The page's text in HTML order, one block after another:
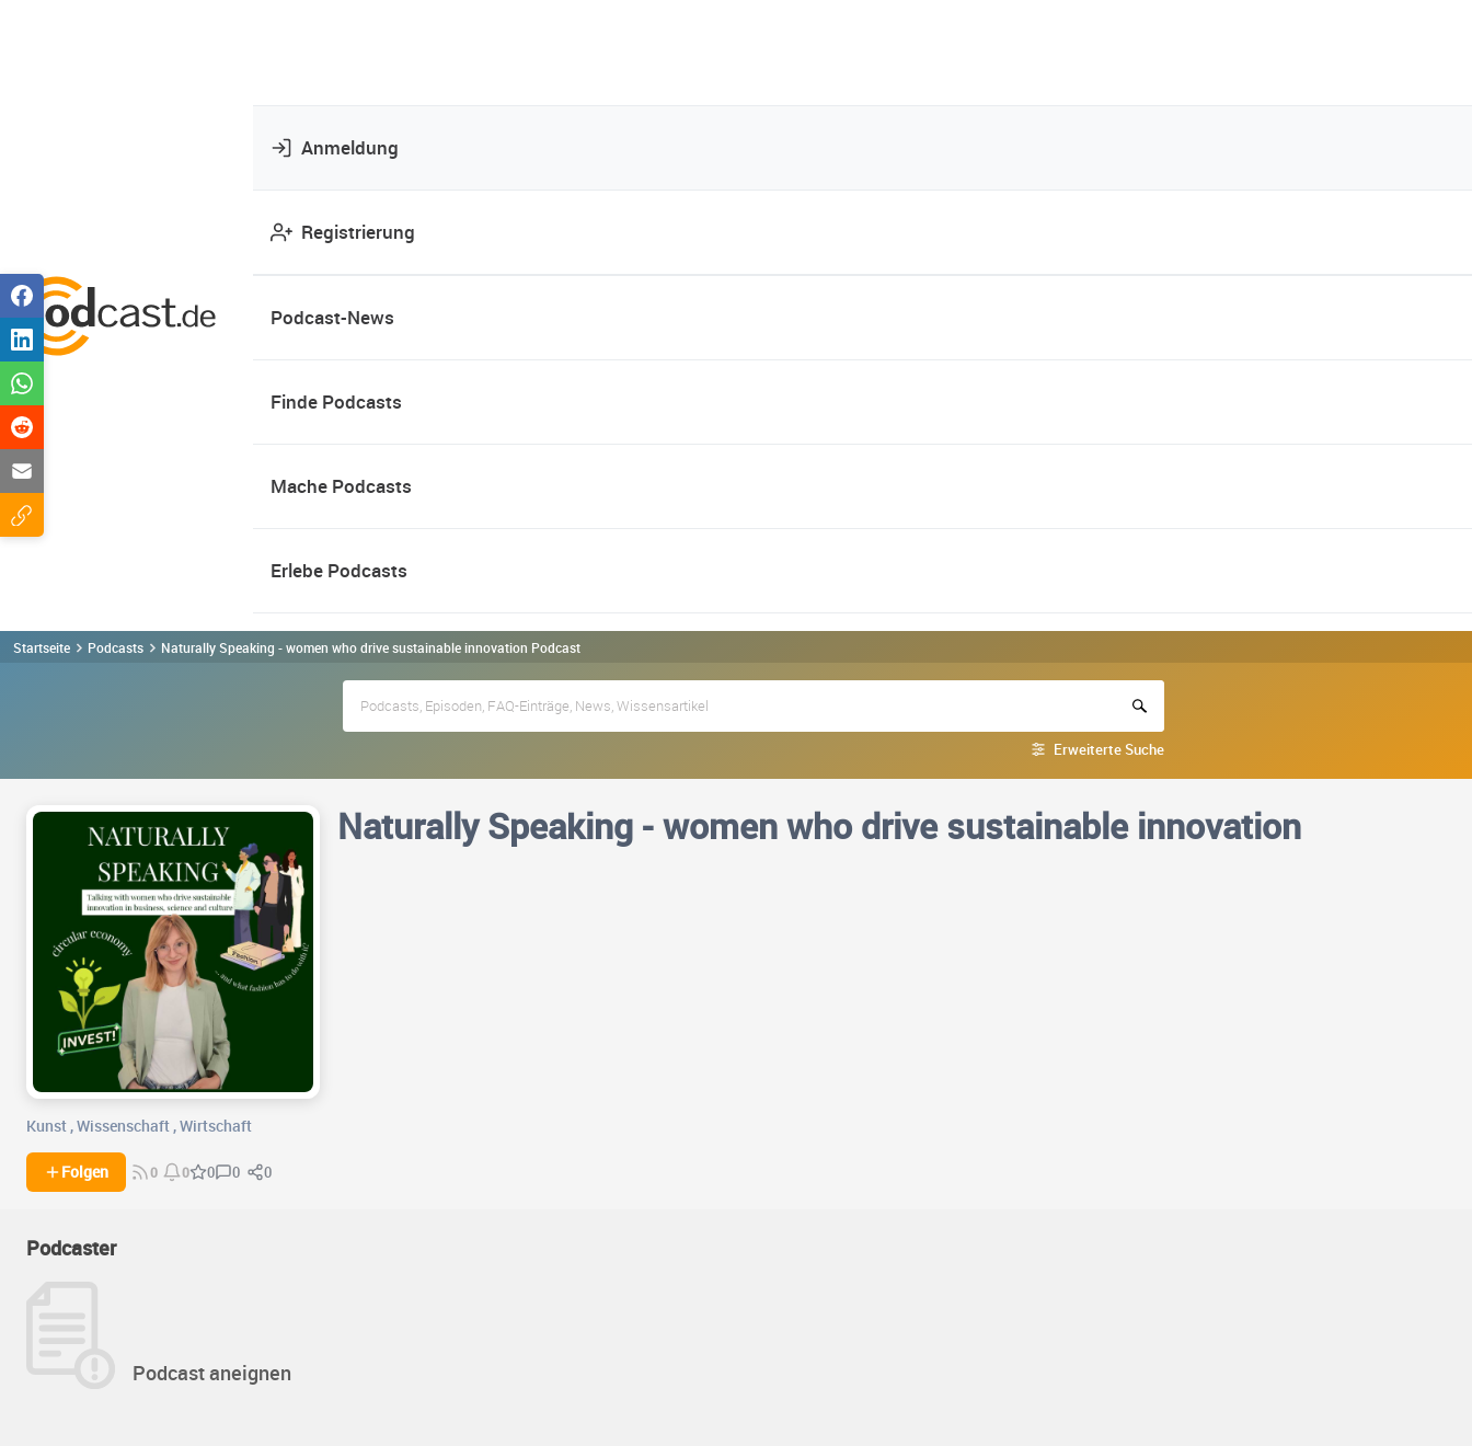
Anmeldung
Registrierung
Podcast-News
Finde Podcasts
Mache Podcasts
Erlebe Podcasts
Startseite Podcasts Naturally Speaking - women who drive sustainable innovation Podcast
Erweiterte Suche
Naturally Speaking - women who drive sustainable innovation
Kunst ,Wissenschaft ,Wirtschaft
Folgen 0 0 0 0 0
Podcaster
Podcast aneignen